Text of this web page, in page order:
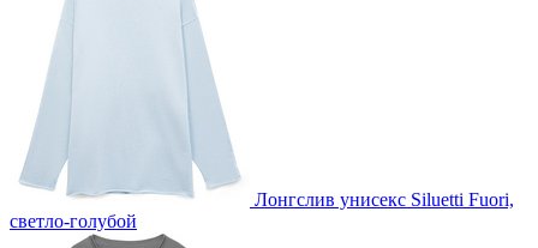
Лонгслив унисекс Siluetti Fuori,
светло-голубой